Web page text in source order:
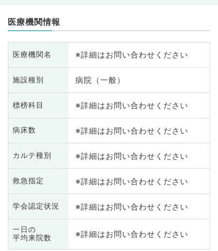
医療機関情報
医療機関名 ※詳細はお問い合わせください
施設種別 病院（一般）
標榜科目 ※詳細はお問い合わせください
病床数 ※詳細はお問い合わせください
カルテ種別 ※詳細はお問い合わせください
救急指定 ※詳細はお問い合わせください
学会認定状況 ※詳細はお問い合わせください
一日の
平均来院数
※詳細はお問い合わせください